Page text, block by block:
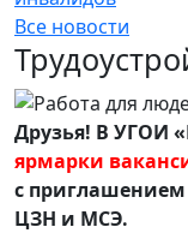
Все новости
Друзья! В УГОИ
ярмарки
с приглашением
ЦЗН и МСЭ.